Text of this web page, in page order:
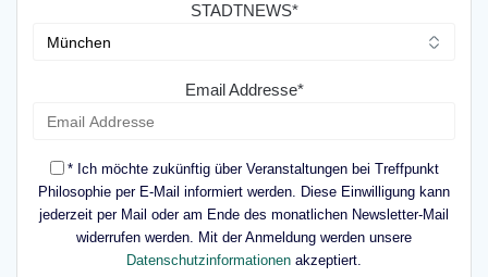
STADTNEWS*
Email Addresse*
* Ich möchte zukünftig über Veranstaltungen bei Treffpunkt
Philosophie per E-Mail informiert werden. Diese Einwilligung kann
jederzeit per Mail oder am Ende des monatlichen Newsletter-Mail
widerrufen werden. Mit der Anmeldung werden unsere
Datenschutzinformationen akzeptiert.